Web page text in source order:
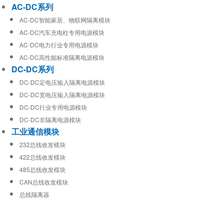
AC-DC系列
AC-DC智能家居、物联网隔离模块
AC-DC汽车充电柱专用电源模块
AC-DC电力行业专用电源模块
AC-DC高性能标准隔离电源模块
DC-DC系列
DC-DC定电压输入隔离电源模块
DC-DC宽电压输入隔离电源模块
DC-DC行业专用电源模块
DC-DC非隔离电源模块
工业通信模块
232总线收发模块
422总线收发模块
485总线收发模块
CAN总线收发模块
总线隔离器